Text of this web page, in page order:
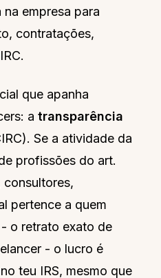
empresa para
contratações,
que apanha
a transparência
Se a atividade da
profissões do art.
consultores,
pertence a quem
o retrato exato de
- o lucro é
teu IRS, mesmo que